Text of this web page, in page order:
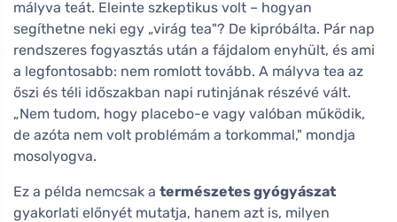
mályva teát. Eleinte szkeptikus volt – hogyan
segíthetne neki egy „virág tea"? De kipróbálta. Pár nap
rendszeres fogyasztás után a fájdalom enyhült, és ami
a legfontosabb: nem romlott tovább. A mályva tea az
őszi és téli időszakban napi rutinjának részévé vált.
„Nem tudom, hogy placebo-e vagy valóban működik,
de azóta nem volt problémám a torkommal," mondja
mosolyogva.
Ez a példa nemcsak a természetes gyógyászat
gyakorlati előnyét mutatja, hanem azt is, milyen